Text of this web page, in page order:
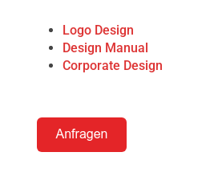
Logo Design
Design Manual
Corporate Design